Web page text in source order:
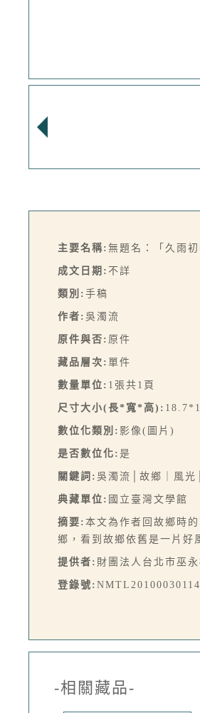
主要名稱: 無題名：「久雨
成文日期: 不詳
類別: 手稿
作者: 吳濁流
原件與否: 原件
藏品層次: 單件
數量單位: 1張共1頁
尺寸大小(長*寬*高):
數位化類別: 影像(圖片)
是否數位化: 是
關鍵詞: 吳濁流│故鄉｜風光
典藏單位: 國立臺灣文學館
摘要: 本文為作者回故鄉時
鄉，看到故鄉依舊是一片好
提供者: 財團法人台北市巫
登錄號: NMTL20100030114
-相關藏品-